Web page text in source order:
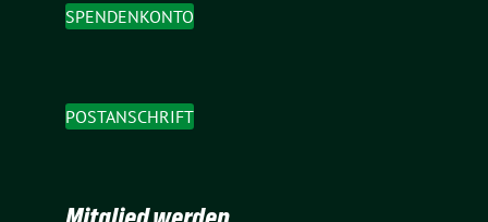
SPENDENKONTO
POSTANSCHRIFT